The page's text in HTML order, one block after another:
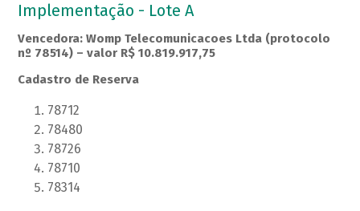
Implementação - Lote A
Vencedora: Womp Telecomunicacoes Ltda (protocolo
nº 78514) – valor R$ 10.819.917,75
Cadastro de Reserva
78712
78480
78726
78710
78314